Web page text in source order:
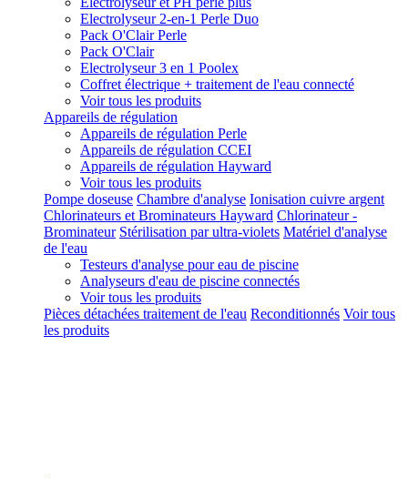
Electrolyseur 2-en-1 Perle Duo
Pack O'Clair Perle
Pack O'Clair
Electrolyseur 3 en 1 Poolex
Coffret électrique + traitement de l'eau connecté
Voir tous les produits
Appareils de régulation
Appareils de régulation Perle
Appareils de régulation CCEI
Appareils de régulation Hayward
Voir tous les produits
Pompe doseuse Chambre d'analyse Ionisation cuivre argent
Chlorinateurs et Brominateurs Hayward Chlorinateur -
Brominateur Stérilisation par ultra-violets Matériel d'analyse
de l'eau
Testeurs d'analyse pour eau de piscine
Analyseurs d'eau de piscine connectés
Voir tous les produits
Pièces détachées traitement de l'eau Reconditionnés Voir tous
les produits